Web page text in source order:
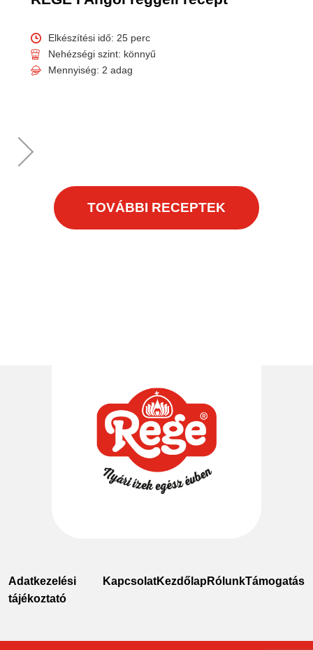
Elkészítési idő: 25 perc
Nehézségi szint: könnyű
Mennyiség: 2 adag
TOVÁBBI RECEPTEK
Adatkezelési
tájékoztató
KapcsolatKezdőlap RólunkTámogatás